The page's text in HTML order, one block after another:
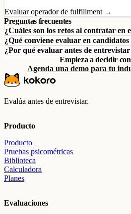
Evaluar operador de fulfillment →
Preguntas frecuentes
¿Cuáles son los retos al contratar en
¿Qué conviene evaluar en candidatos
¿Por qué evaluar antes de entrevistar
Empieza a decidir
Agenda una demo para tu
Evalúa antes de entrevistar.
Producto
Producto
Pruebas psicométricas
Biblioteca
Calculadora
Planes
Evaluaciones